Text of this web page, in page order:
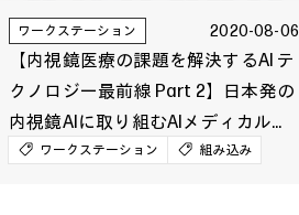
ワークステーション 2020-08-06
【内視鏡医療の課題を解決するAI テ
クノロジー最前線 Part 2】日本発の
内視鏡AIに取り組むAIメディカルサ
ービスの開発を支える先進の技術と
ワークステーション 組み込み